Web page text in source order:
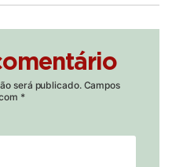
será publicado. Campos
*